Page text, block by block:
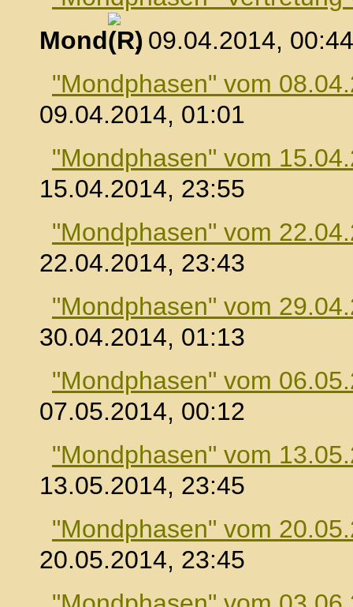
Mond
, 09.04.2014, 00:44
"Mondphasen" vom
09.04.2014, 01:01
"Mondphasen" vom
15.04.2014, 23:55
"Mondphasen" vom
22.04.2014, 23:43
"Mondphasen" vom
30.04.2014, 01:13
"Mondphasen" vom
07.05.2014, 00:12
"Mondphasen" vom
13.05.2014, 23:45
"Mondphasen" vom
20.05.2014, 23:45